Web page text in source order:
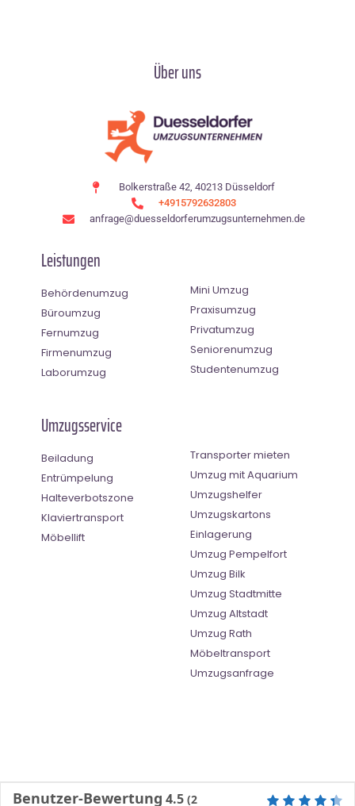
Über uns
Bolkerstraße 42, 40213 Düsseldorf
+4915792632803
anfrage@duesseldorferumzugsunternehmen.de
Leistungen
Behördenumzug
Büroumzug
Fernumzug
Firmenumzug
Laborumzug
Mini Umzug
Praxisumzug
Privatumzug
Seniorenumzug
Studentenumzug
Umzugsservice
Beiladung
Entrümpelung
Halteverbotszone
Klaviertransport
Möbellift
Transporter mieten
Umzug mit Aquarium
Umzugshelfer
Umzugskartons
Einlagerung
Umzug Pempelfort
Umzug Bilk
Umzug Stadtmitte
Umzug Altstadt
Umzug Rath
Möbeltransport
Umzugsanfrage
Benutzer-Bewertung 4.5 (2